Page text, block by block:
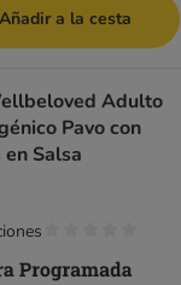
Añadir a la cesta
Adulto
Pavo con
Salsa